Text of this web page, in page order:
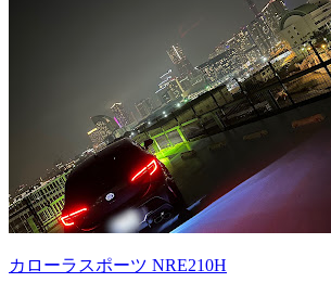
カローラスポーツ NRE210H